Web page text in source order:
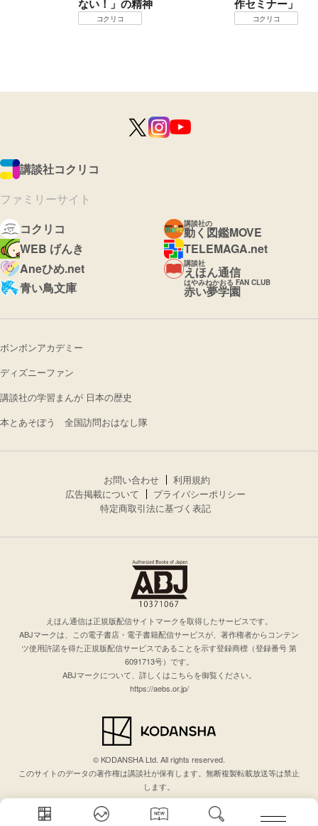
ない！」の精神
コクリコ
作セミナー」
コクリコ
講談社コクリコ
ファミリーサイト
コクリコ
講談社の
動く図鑑MOVE
WEB げんき
TELEMAGA.net
Aneひめ.net
講談社
えほん通信
青い鳥文庫
はやみねかおる FAN CLUB
赤い夢学園
ボンボンアカデミー
ディズニーファン
講談社の学習まんが 日本の歴史
本とあそぼう 全国訪問おはなし隊
お問い合わせ
利用規約
広告掲載について
プライバシーポリシー
特定商取引法に基づく表記
えほん通信は正規版配信サイトマークを取得したサービスです。
ABJマークは、この電子書店・電子書籍配信サービスが、著作権者からコンテン
ツ使用許諾を得た正規版配信サービスであることを示す登録商標（登録番号 第
6091713号）です。
ABJマークについて、詳しくはこちらを御覧ください。
https://aebs.or.jp/
© KODANSHA Ltd. All rights reserved.
このサイトのデータの著作権は講談社が保有します。無断複製転載放送等は禁止
します。